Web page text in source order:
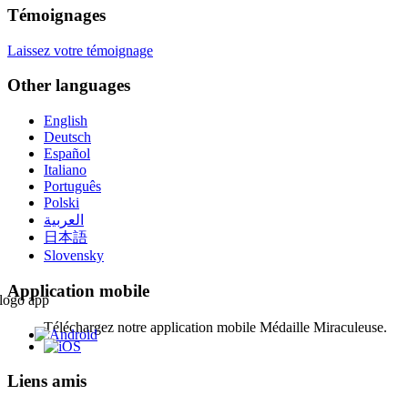
Témoignages
Laissez votre témoignage
Other languages
English
Deutsch
Español
Italiano
Português
Polski
العربية
日本語
Slovensky
Application mobile
Téléchargez notre application mobile Médaille Miraculeuse.
Liens amis